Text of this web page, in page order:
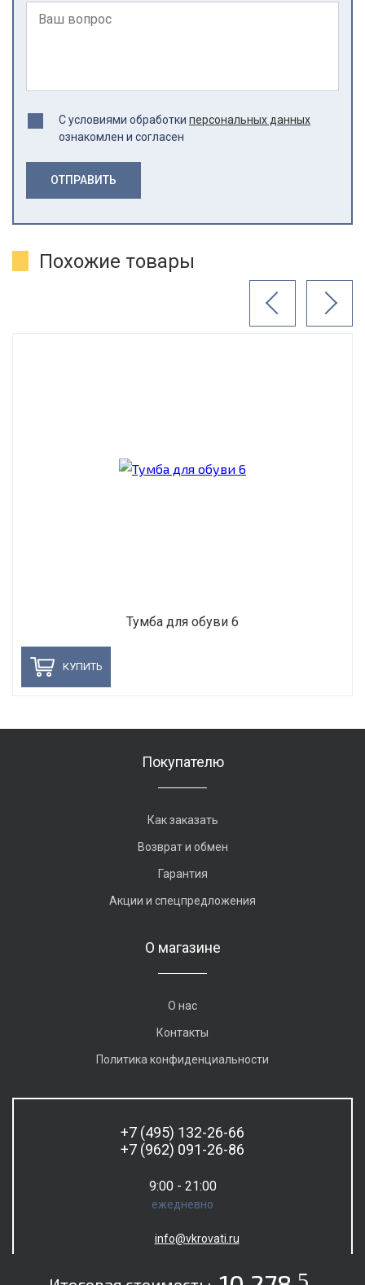
С условиями обработки персональных данных
ознакомлен и согласен
ОТПРАВИТЬ
Похожие товары
Тумба для обуви 6
КУПИТЬ
Покупателю
Как заказать
Возврат и обмен
Гарантия
Акции и спецпредложения
О магазине
О нас
Контакты
Политика конфиденциальности
+7 (495) 132-26-66
+7 (962) 091-26-86
9:00 - 21:00
ежедневно
info@vkrovati.ru